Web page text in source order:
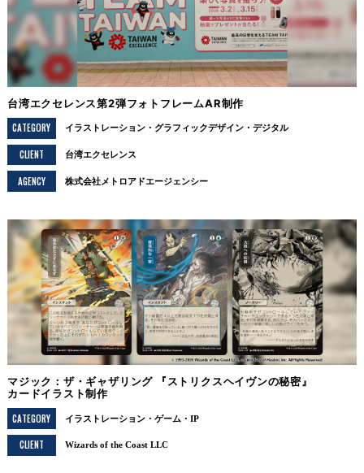
台湾エクセレンス第2弾フォトフレームAR制作
CATEGORY
イラストレーション グラフィックデザイン デジタル
CLIENT 台湾エクセレンス
AGENCY 株式会社メトロアドエージェンシー
マジック：ザ・ギャザリング 『ストリクスヘイヴンの秘密』
カードイラスト制作
CATEGORY
イラストレーション ゲーム・IP
CLIENT Wizards of the Coast LLC